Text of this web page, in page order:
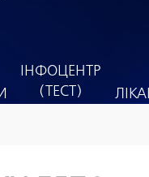
ІНФОЦЕНТР
(ТЕСТ)